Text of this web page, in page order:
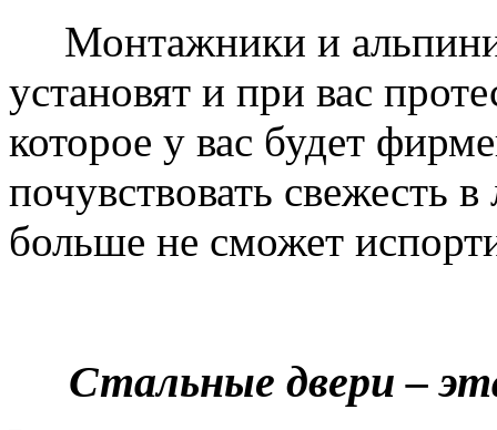
Монтажники и
установят и при вас
которое у вас будет
почувствовать свежесть
больше не сможет
Стальные двери –